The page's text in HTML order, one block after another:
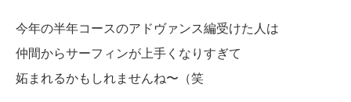
今年の半年コースのアドヴァンス編受けた人は
仲間からサーフィンが上手くなりすぎて
妬まれるかもしれませんね〜（笑